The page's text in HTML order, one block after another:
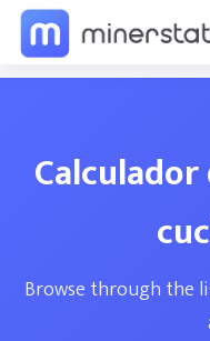
Browse through the